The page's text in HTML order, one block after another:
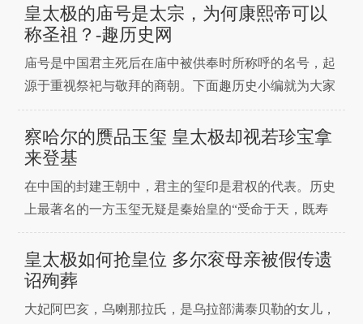
后，豪格不是不争，而是争了并没争过。因为当时多尔
衮出奇制胜，将皇太极的小儿子，年仅6岁的福临立为
皇帝，这一手段着实出乎豪格意料之内。多尔衮
皇太极的庙号是太宗，为何康熙帝可以
称圣祖？-趣历史网
庙号是中国君主死后在庙中被供奉时所称呼的名号，起
源于重视祭祀与敬拜的商朝。下面趣历史小编就为大家
带来详细的介绍，一起来看看吧。从汉朝开始，皇帝们
的统治时期，都用年号进行纪年，在皇帝去世后，都会
被后代追封相应的庙号，用于太庙祭祀。庙号的起源和
设立是在商朝，在当时只要是在当时对国家有贡献的先
王，都会被后
察哈尔的赝品玉玺 皇太极却视若珍宝拿
来登基
在中国的封建王朝中，君主的玺印是君权的代表。历史
上最著名的一方玉玺无疑是秦始皇的“受命于天，既寿
永昌”，虽然秦始皇代代相传的梦想到了胡亥就断绝
了，但这方玉玺经由投降的子婴来到了刘邦手里。成为
后来为中国历代皇帝相传之印玺，以后王莽、刘秀、董
卓、孙坚、袁术、曹操、司马炎、石勒等纷
皇太极如何抢皇位 多尔衮母亲被假传遗
诏殉葬
大妃阿巴亥，乌喇那拉氏，是乌拉部满泰贝勒的女儿，